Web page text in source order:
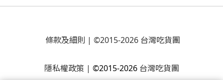
條款及細則 | ©2015-2026 台灣吃貨團
隱私權政策 | ©2015-2026台灣吃貨團